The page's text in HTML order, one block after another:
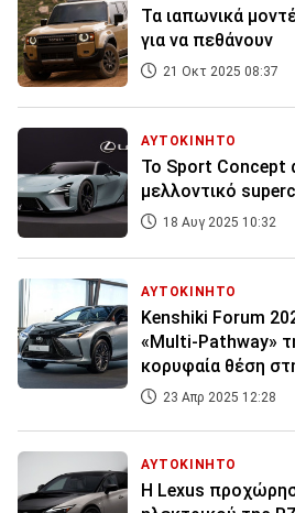
Τα ιαπωνικά
για να πεθάνουν
21 Οκτ 2025 08:37
ΑΥΤΟΚΙΝΗΤΟ
Το Sport Concept
μελλοντικό
18 Αυγ 2025 10:32
ΑΥΤΟΚΙΝΗΤΟ
Kenshiki Forum
«Multi-Pathway»
κορυφαία θέση
23 Απρ 2025 12:28
ΑΥΤΟΚΙΝΗΤΟ
Η Lexus